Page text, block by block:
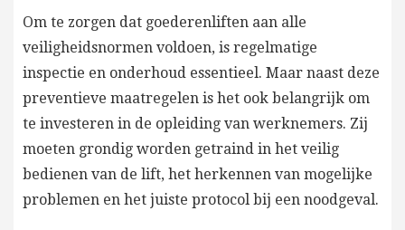
Om te zorgen dat goederenliften aan alle
veiligheidsnormen voldoen, is regelmatige
inspectie en onderhoud essentieel. Maar naast deze
preventieve maatregelen is het ook belangrijk om
te investeren in de opleiding van werknemers. Zij
moeten grondig worden getraind in het veilig
bedienen van de lift, het herkennen van mogelijke
problemen en het juiste protocol bij een noodgeval.